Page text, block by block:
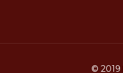
© 2019